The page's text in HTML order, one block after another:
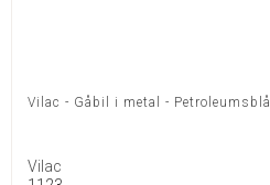
Vilac - Gåbil i metal - Petroleumsblå
Vilac